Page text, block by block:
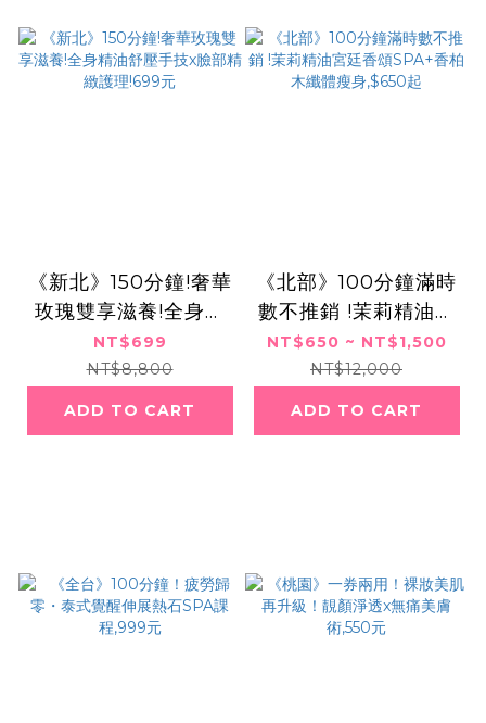
《新北》150分鐘!奢華
玫瑰雙享滋養!全身精
油舒壓手技x臉部精緻
護理!699元
NT$699
NT$8,800
ADD TO CART
《北部》100分鐘滿時
數不推銷 !茉莉精油宮
廷香頌SPA+香柏木纖
體瘦身,$650起
NT$650 ~ NT$1,500
NT$12,000
ADD TO CART